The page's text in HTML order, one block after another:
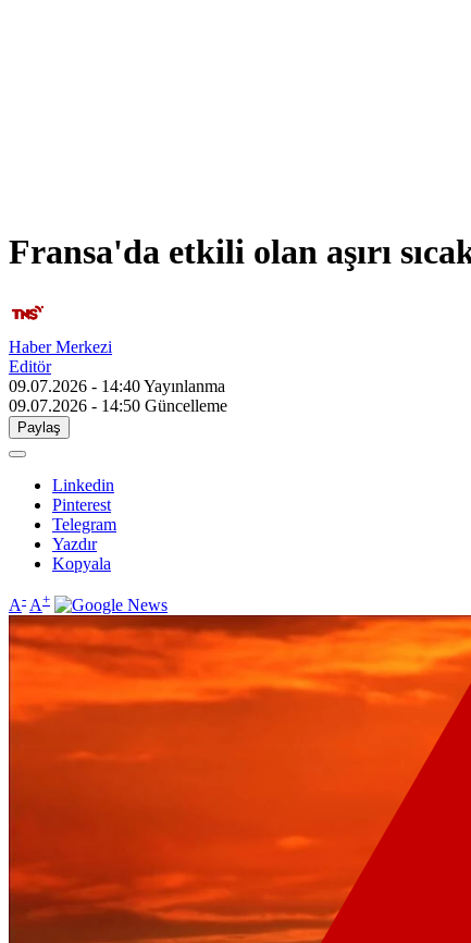
Fransa'da etkili olan aşırı
Haber Merkezi
Editör
09.07.2026 - 14:40Yayınlanma
09.07.2026 - 14:50 Güncelleme
Paylaş
Linkedin
Pinterest
Telegram
Yazdır
Kopyala
A- A+